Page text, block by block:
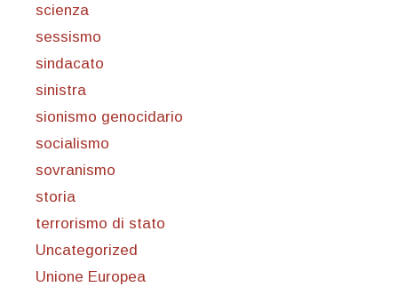
scienza
sessismo
sindacato
sinistra
sionismo genocidario
socialismo
sovranismo
storia
terrorismo di stato
Uncategorized
Unione Europea